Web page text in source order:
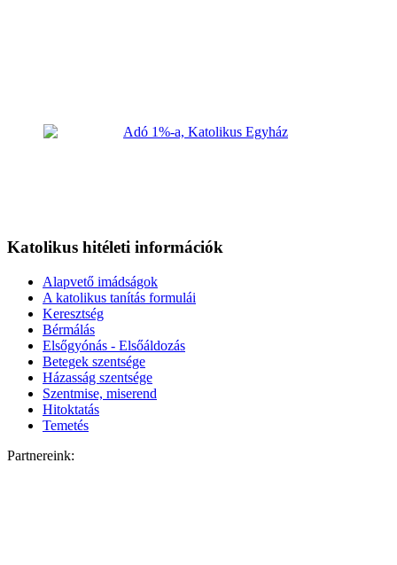
Katolikus hitéleti információk
Alapvető imádságok
A katolikus tanítás formulái
Keresztség
Bérmálás
Elsőgyónás - Elsőáldozás
Betegek szentsége
Házasság szentsége
Szentmise, miserend
Hitoktatás
Temetés
Partnereink: